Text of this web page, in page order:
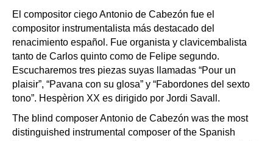
El compositor ciego Antonio de Cabezón fue el
compositor instrumentalista más destacado del
renacimiento español. Fue organista y clavicembalista
tanto de Carlos quinto como de Felipe segundo.
Escucharemos tres piezas suyas llamadas “Pour un
plaisir”, “Pavana con su glosa” y “Fabordones del sexto
tono”. Hespèrion XX es dirigido por Jordi Savall.
The blind composer Antonio de Cabezón was the most
distinguished instrumental composer of the Spanish